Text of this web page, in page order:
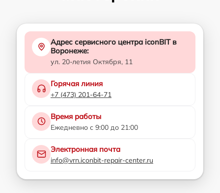
Адрес сервисного центра iconBIT в
Воронеже:
ул. 20-летия Октября, 11
Горячая линия
+7 (473) 201-64-71
Время работы
Ежедневно с 9:00 до 21:00
Электронная почта
info@vrn.iconbit-repair-center.ru